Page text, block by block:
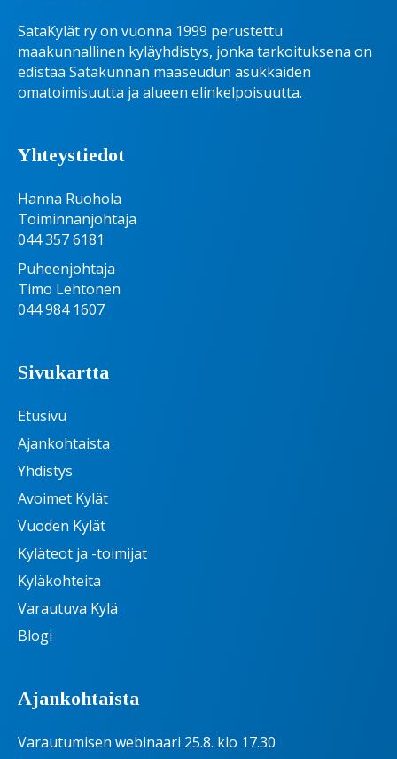
SataKylät ry on vuonna 1999 perustettu
maakunnallinen kyläyhdistys, jonka tarkoituksena on
edistää Satakunnan maaseudun asukkaiden
omatoimisuutta ja alueen elinkelpoisuutta.
Yhteystiedot
Hanna Ruohola
Toiminnanjohtaja
044 357 6181
Puheenjohtaja
Timo Lehtonen
044 984 1607
Sivukartta
Etusivu
Ajankohtaista
Yhdistys
Avoimet Kylät
Vuoden Kylät
Kyläteot ja -toimijat
Kyläkohteita
Varautuva Kylä
Blogi
Ajankohtaista
Varautumisen webinaari 25.8. klo 17.30